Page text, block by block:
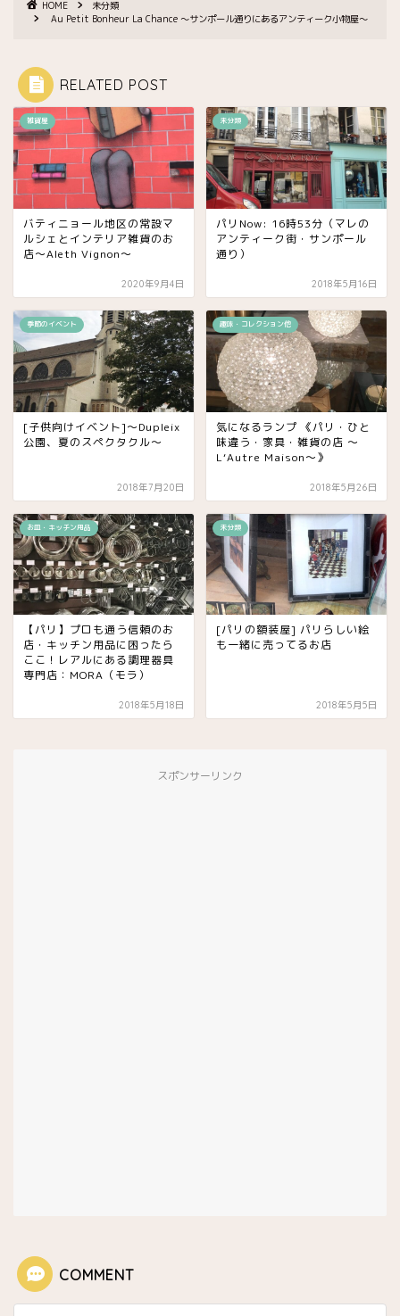
HOME
未分類
Au Petit Bonheur La Chance 〜サンポール通りにあるアンティーク小物屋〜
RELATED POST
雑貨屋
バティニョール地区の常設マ
ルシェとインテリア雑貨のお
店〜Aleth Vignon〜
2020年9月4日
未分類
パリNow: 16時53分（マレの
アンティーク街・サンポール
通り）
2018年5月16日
季節のイベント
[子供向けイベント]〜Dupleix
公園、夏のスペクタクル〜
2018年7月20日
趣味・コレクション他
気になるランプ 《パリ・ひと
味違う・家具・雑貨の店 〜
L‘Autre Maison〜》
2018年5月26日
お皿・キッチン用品
【パリ】プロも通う信頼のお
店・キッチン用品に困ったら
ここ！レアルにある調理器具
専門店：MORA（モラ）
2018年5月18日
未分類
[パリの額装屋] パリらしい絵
も一緒に売ってるお店
2018年5月5日
スポンサーリンク
COMMENT